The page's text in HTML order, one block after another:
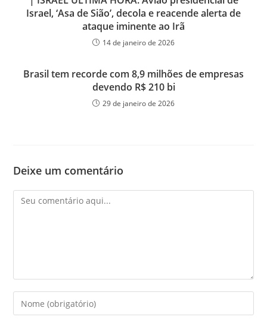
Israel, ‘Asa de Sião’, decola e reacende alerta de
ataque iminente ao Irã
14 de janeiro de 2026
Brasil tem recorde com 8,9 milhões de empresas
devendo R$ 210 bi
29 de janeiro de 2026
Deixe um comentário
Comentário
Digite
seu